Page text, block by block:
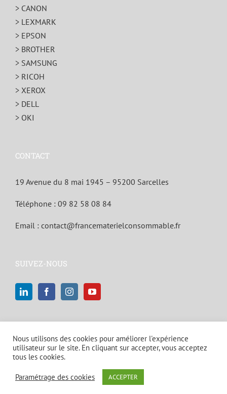
> CANON
> LEXMARK
> EPSON
> BROTHER
> SAMSUNG
> RICOH
> XEROX
> DELL
> OKI
CONTACT
19 Avenue du 8 mai 1945 – 95200 Sarcelles
Téléphone : 09 82 58 08 84
Email : contact@francematerielconsommable.fr
SUIVEZ-NOUS
© Copyright 2021 | Tous droits réservés |Mentions légales et politique
de confidentialité
Nous utilisons des cookies pour améliorer l'expérience
utilisateur sur le site. En cliquant sur accepter, vous acceptez
tous les cookies.
Paramétrage des cookies ACCEPTER